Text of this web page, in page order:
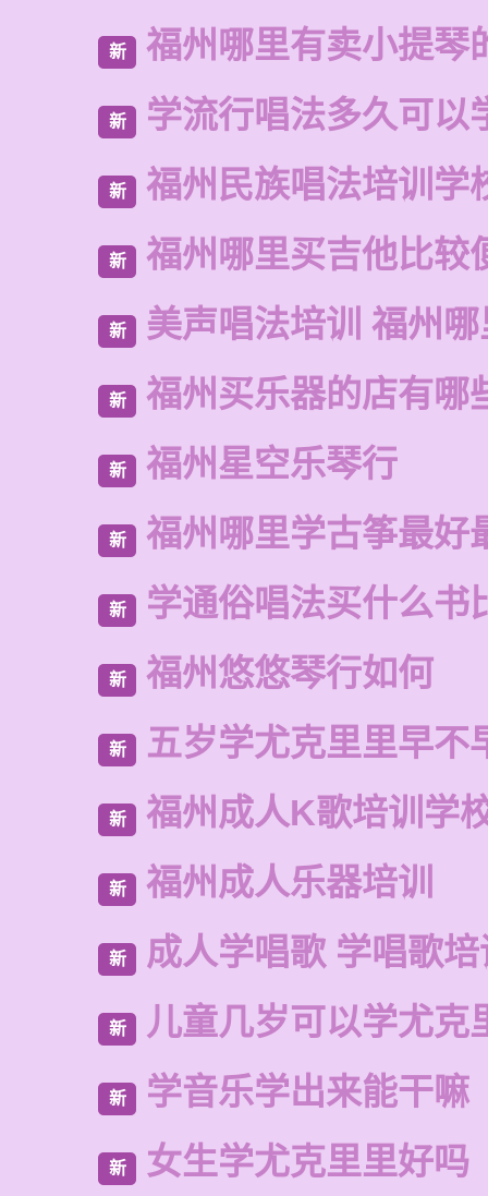
新 福州哪里有卖小提琴
新 学流行唱法多久可以
新 福州民族唱法培训学
新 福州哪里买吉他比较
新 美声唱法培训 福州
新 福州买乐器的店有哪
新 福州星空乐琴行
新 福州哪里学古筝最好
新 学通俗唱法买什么书
新 福州悠悠琴行如何
新 五岁学尤克里里早不
新 福州成人K歌培训学
新 福州成人乐器培训
新 成人学唱歌 学唱歌
新 儿童几岁可以学尤克
新 学音乐学出来能干嘛
新 女生学尤克里里好吗